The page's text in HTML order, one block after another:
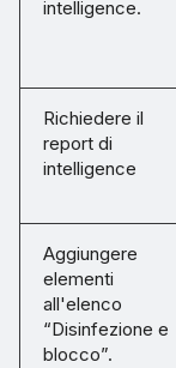
intelligence.
Richiedere il
report di
intelligence
Aggiungere
elementi
all'elenco
“Disinfezione e
blocco”.